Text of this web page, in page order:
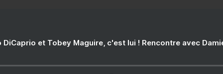
DiCaprio et Tobey Maguire, c'est lui ! Rencontre avec